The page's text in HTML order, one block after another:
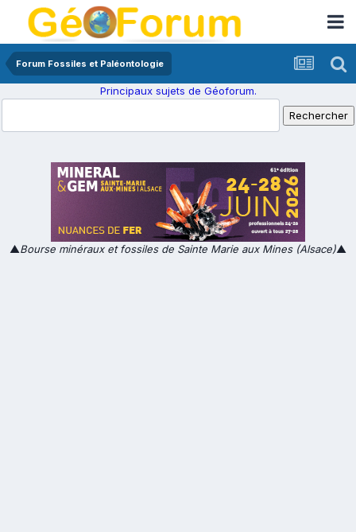
Forum Fossiles et Paléontologie
Principaux sujets de Géoforum.
▲Bourse minéraux et fossiles de Sainte Marie aux Mines (Alsace)▲